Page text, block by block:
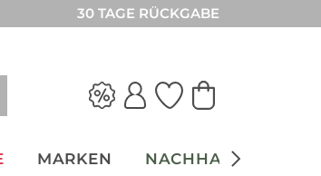
30 TAGE RÜCKGABE
MARKEN NACHHALTIGKEIT